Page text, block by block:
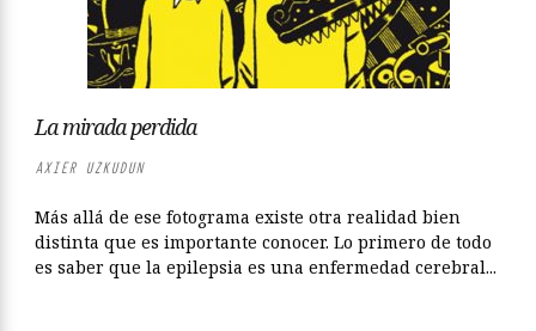
La mirada perdida
AXIER UZKUDUN
Más allá de ese fotograma existe otra realidad bien
distinta que es importante conocer. Lo primero de todo
es saber que la epilepsia es una enfermedad cerebral...